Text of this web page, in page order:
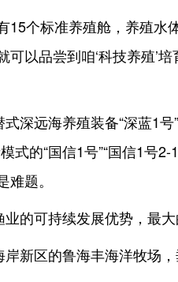
15个标准养殖舱，养殖水
可以品尝到咱‘科技养殖’
深远海养殖装备“深蓝1
式的“国信1号”“国信1号2-
难题。
的可持续发展优势，最
新区的鲁海丰海洋牧场，